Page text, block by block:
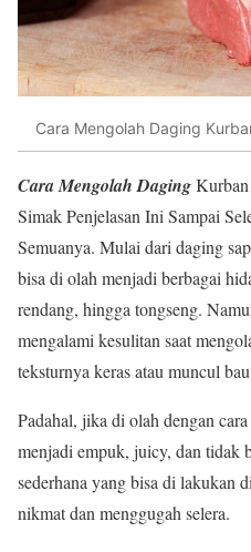
Cara Mengolah Daging
Cara Mengolah Daging
Simak Penjelasan Ini Sampai
Semuanya. Mulai dari daging
bisa di olah menjadi berbagai
rendang, hingga tongseng.
mengalami kesulitan saat
teksturnya keras atau muncul
Padahal, jika di olah dengan
menjadi empuk, juicy, dan tidak
sederhana yang bisa di lakukan
nikmat dan menggugah selera.